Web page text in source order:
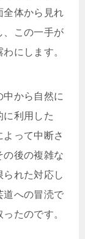
全体から見れ
、この一手が
にします。
から自然に
に利用した
よって中断さ
の後の複雑な
れた対応し
道への冒涜で
たのです。